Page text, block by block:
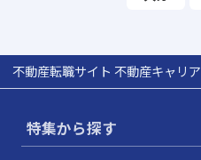
不動産転職サイト 不動産キャリア
特集から探す